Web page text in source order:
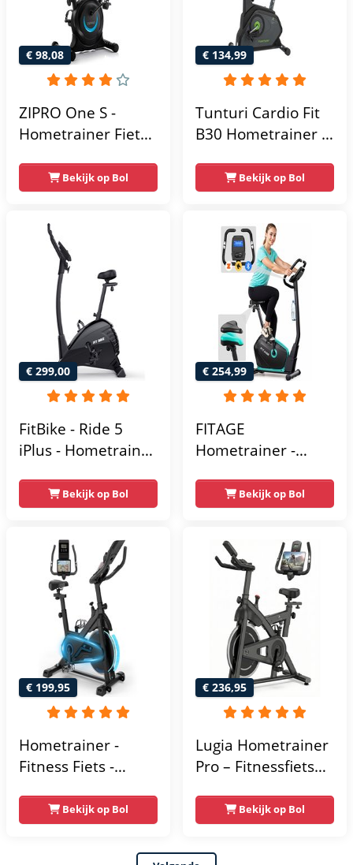
€ 98,08
ZIPRO One S -
Hometrainer Fiets -
Magnetische Fiets -
Hartslagsensoren -
Gemakkelijk te
transporteren -
Antislippedalen -
Homegym -
Stabiele structuur -
gebruikersgewicht
110 kg - Zwart en
Blauw
Bekijk op Bol
€ 134,99
Tunturi Cardio Fit
B30 Hometrainer -
weerstandsniveaus
- Tablethouder -
Hartslagfunctie en
transportwielen
Bekijk op Bol
€ 299,00
FitBike - Ride 5
iPlus - Hometrainer
Trainingsprogramma's
- Hartslagsensoren
Bekijk op Bol
€ 254,99
FITAGE
Hometrainer -
Weerstandsniveaus
- Tablethouder
voor Bluetooth
Kinomap & Zwift -
Fiets Lage Instap,
Ergonomisch & Stil
- Hometrainers
Fitness voor Thuis
Bekijk op Bol
€ 199,95
Hometrainer -
Fitness Fiets -
Vliegwiel -
Hartslagmeter -
Incl App - Extreem
Bekijk op Bol
€ 236,95
Lugia Hometrainer
Pro – Fitnessfiets
Gebruikers –
Premium Vering &
Demping – Extra
Bekijk op Bol